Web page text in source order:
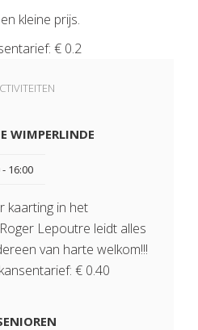
kleine prijs.
€ 0.2
WIMPERLINDE
- 16:00
kaarting in het
Lepoutre leidt alles
van harte welkom!!!
€ 0.40